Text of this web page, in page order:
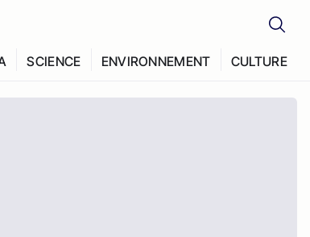
SCIENCE ENVIRONNEMENT CULTURE